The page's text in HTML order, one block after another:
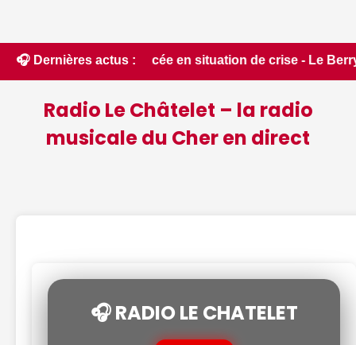
🎧 Dernières actus :
en situation de crise - Le Berry
Radio Le Châtelet – la radio
musicale du Cher en direct
🎧 RADIO LE CHATELET